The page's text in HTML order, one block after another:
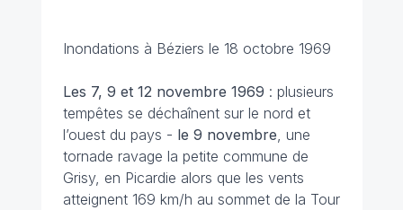
Inondations à Béziers le 18 octobre 1969
Les 7, 9 et 12 novembre 1969 : plusieurs
tempêtes se déchaînent sur le nord et
l’ouest du pays - le 9 novembre , une
tornade ravage la petite commune de
Grisy, en Picardie alors que les vents
atteignent 169 km/h au sommet de la Tour